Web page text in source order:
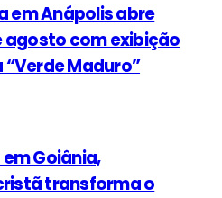
em Anápolis abre
com exibição
Maduro”
Goiânia,
transforma o